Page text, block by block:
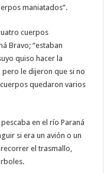
maniatados”.
cuerpos
Bravo; “estaban
quiso hacer la
pero le dijeron que si no
quedaron varios
en el río Paraná
si era un avión o un
el trasmallo,